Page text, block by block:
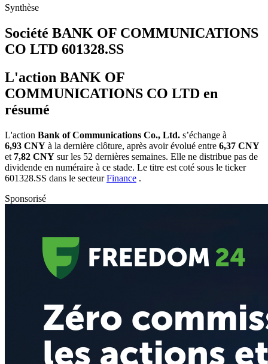
Synthèse
Société BANK OF COMMUNICATIONS
CO LTD 601328.SS
L'action BANK OF
COMMUNICATIONS CO LTD en
résumé
L'action Bank of Communications Co., Ltd. s’échange à
6,93 CNY à la dernière clôture, après avoir évolué entre 6,37 CNY
et 7,82 CNY sur les 52 dernières semaines. Elle ne distribue pas de
dividende en numéraire à ce stade. Le titre est coté sous le ticker
601328.SS dans le secteurFinance .
Sponsorisé